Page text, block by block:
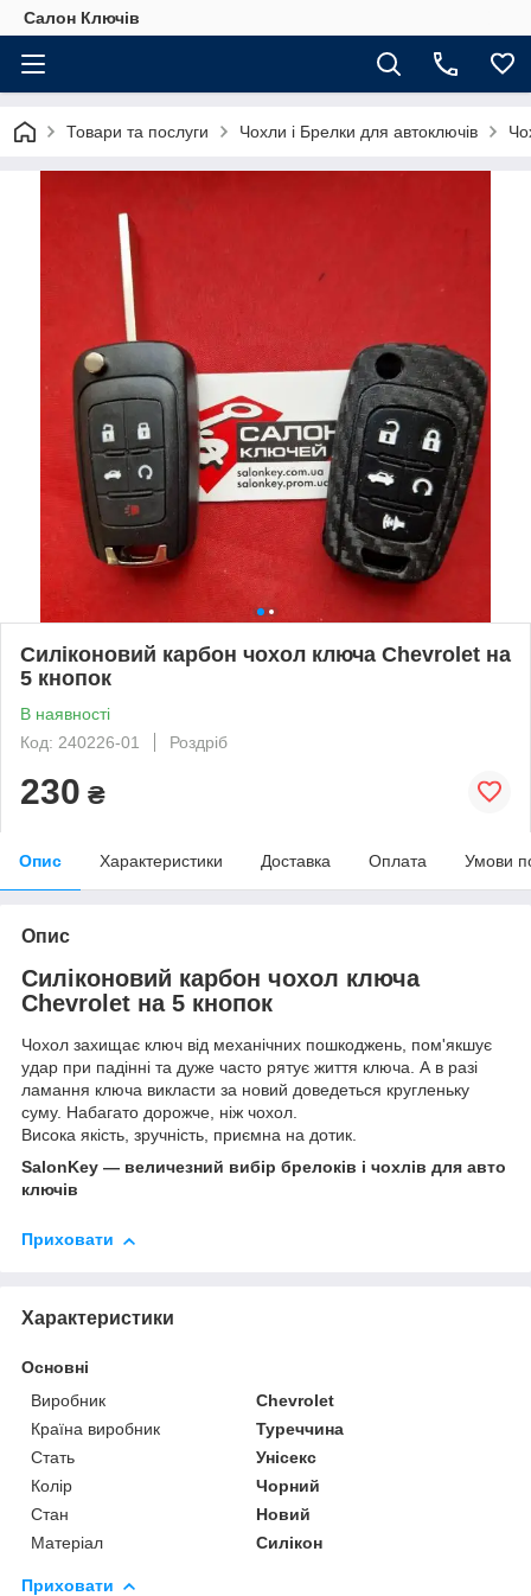
Салон Ключів
Товари та послуги Чохли і Брелки для автоключів
Силіконовий карбон чохол ключа Chevrolet на
5 кнопок
В наявності
Код: 240226-01
Роздріб
230 ₴
Опис Характеристики Доставка Оплата Умови
Опис
Силіконовий карбон чохол ключа
Chevrolet на 5 кнопок
Чохол захищає ключ від механічних пошкоджень, пом'якшує
удар при падінні та дуже часто рятує життя ключа. А в разі
ламання ключа викласти за новий доведеться кругленьку
суму. Набагато дорожче, ніж чохол.
Висока якість, зручність, приємна на дотик.
SalonKey — величезний вибір брелоків і чохлів для авто
ключів
Приховати
Характеристики
Основні
Виробник
Chevrolet
Країна виробник
Туреччина
Стать
Унісекс
Колір
Чорний
Стан
Новий
Матеріал
Силікон
Приховати